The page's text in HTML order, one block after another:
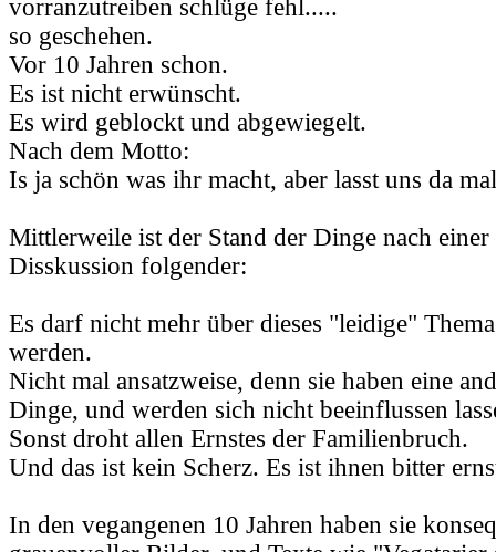
vorranzutreiben schlüge fehl.....
so geschehen.
Vor 10 Jahren schon.
Es ist nicht erwünscht.
Es wird geblockt und abgewiegelt.
Nach dem Motto:
Is ja schön was ihr macht, aber lasst uns da
Mittlerweile ist der Stand der Dinge nach einer
Disskussion folgender:
Es darf nicht mehr über dieses "leidige"
werden.
Nicht mal ansatzweise, denn sie haben eine
Dinge, und werden sich nicht beeinflussen
Sonst droht allen Ernstes der Familienbruch.
Und das ist kein Scherz. Es ist ihnen bitter
In den vegangenen 10 Jahren haben sie